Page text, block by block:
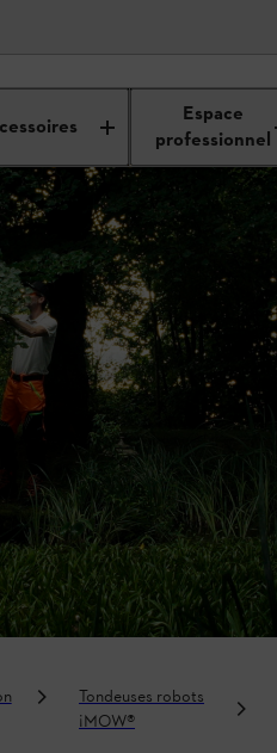
Espace
professionnel
Tondeuses robots
¡MOW®